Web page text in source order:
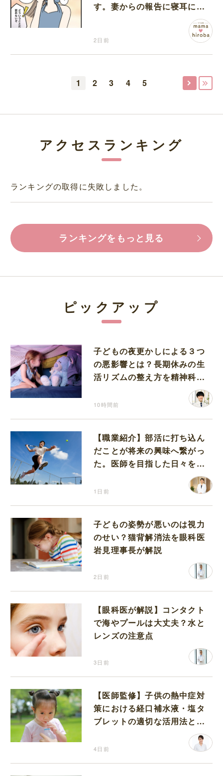
す。妻からの報告に寝耳に水
2日前
1 2 3 4 5
アクセスランキング
ランキングの取得に失敗しました。
ランキングをもっと見る
ピックアップ
子どもの夜更かしによる３つ
の悪影響とは？長期休みの生
活リズムの整え方を精神科医
10時間前
【職業紹介】部活に打ち込ん
だことが将来の興味へ繋がっ
た。医師を目指した日々を振
1日前
子どもの姿勢が悪いのは視力
のせい？猫背解消法を眼科医
岩見理事長が解説
2日前
【眼科医が解説】コンタクト
で海やプールは大丈夫？水と
レンズの注意点
3日前
【医師監修】子供の熱中症対
策における経口補水液・塩タ
ブレットの適切な活用法と水
4日前